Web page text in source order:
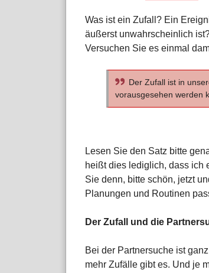
Was ist ein Zufall? Ein
äußerst unwahrscheinlich
Versuchen Sie es einmal
Der Zufall ist in
vorausgesehen werden
Lesen Sie den Satz bitte
heißt dies lediglich, dass ich
Sie denn, bitte schön, jetzt
Planungen und Routinen
Der Zufall und die
Bei der Partnersuche ist
mehr Zufälle gibt es. Und je